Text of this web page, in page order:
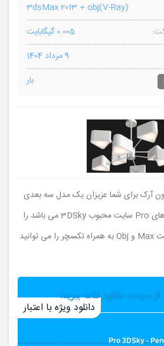
3dsMax 2013 + obj(V-Ray)
0.005 گیگابایت
9 مرداد 1404
بار
آرک برای شما عزیزان یک مدل سه بعدی
لوستر که از سری آبجکت های Pro سایت محبوب 3DSky می باشد را
قرار دادیم.این فایل با فرمت Max و Obj به همراه تکسچر را می توانید
از سرعت دانلود لذت ببرید!
دانلود ویژه با اعتبار
Pro 3DSky -